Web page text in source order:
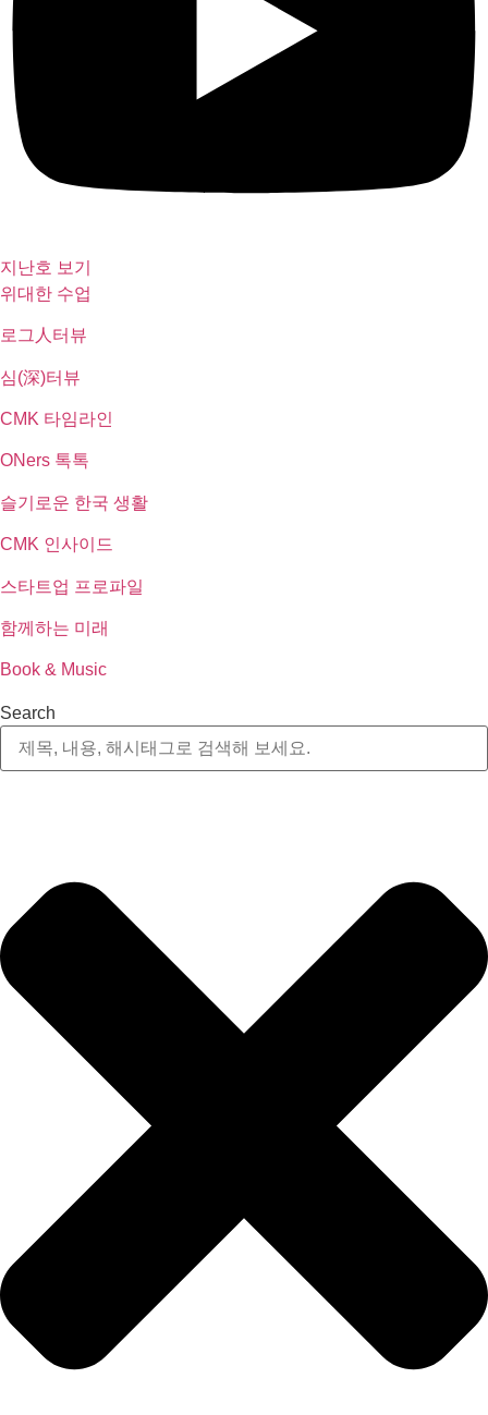
지난호 보기
위대한 수업
로그人터뷰
심(深)터뷰
CMK 타임라인
ONers 톡톡
슬기로운 한국 생활
CMK 인사이드
스타트업 프로파일
함께하는 미래
Book & Music
Search